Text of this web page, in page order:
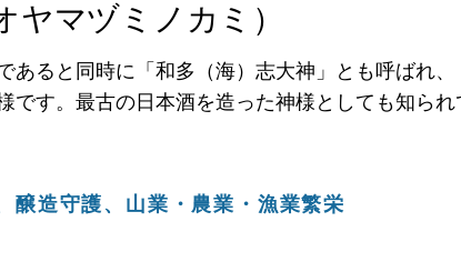
ヤマヅミノカミ）
あると同時に「和多（海）志大神」とも呼ばれ、
です。最古の日本酒を造った神様としても知られ
醸造守護、 山業・農業・漁業繁栄